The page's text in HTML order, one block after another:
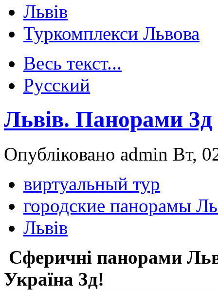
Львів
Туркомплекси Львова
Весь текст...
Русский
Львів. Панорами 3д
Опубліковано admin Вт,
виртуальный тур
городские панорамы
Львів
Сферичні панорами
Україна 3д!